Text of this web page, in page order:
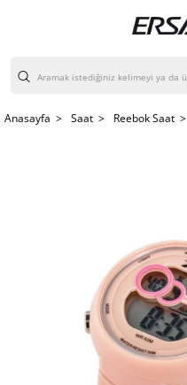
Anasayfa > Saat > Reebok Saat >